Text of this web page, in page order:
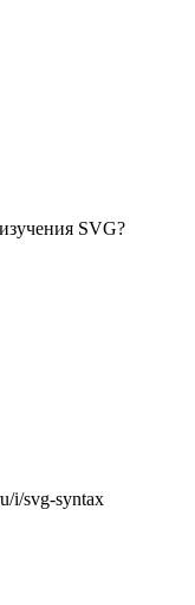
SVG?
i/svg-syntax